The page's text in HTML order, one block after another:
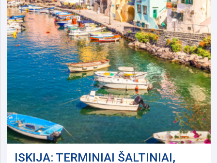
ISKIJA: TERMINIAI ŠALTINIAI,